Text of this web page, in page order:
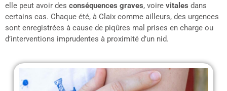
elle peut avoir des conséquences graves, voire vitales dans
certains cas. Chaque été, à Claix comme ailleurs, des urgences
sont enregistrées à cause de piqûres mal prises en charge ou
d’interventions imprudentes à proximité d’un nid.